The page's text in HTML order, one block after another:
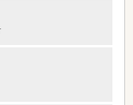
とが出来ます。
ジでのお買い物のつい
様の生活シーンに対応
でも化粧品を専門に扱